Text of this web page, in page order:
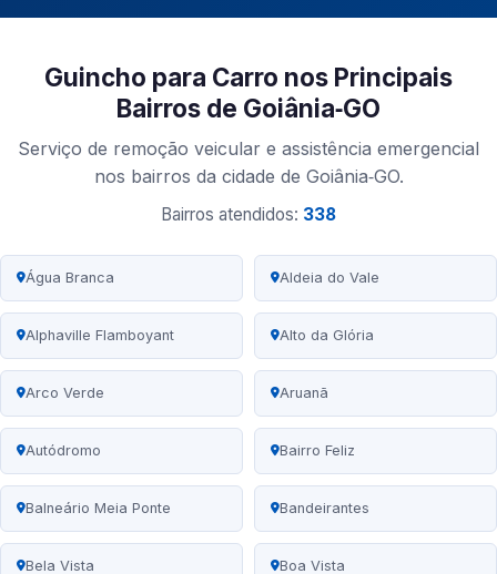
Guincho para Carro nos Principais
Bairros de Goiânia‑GO
Serviço de remoção veicular e assistência emergencial
nos bairros da cidade de Goiânia‑GO.
Bairros atendidos: 338
Água Branca Aldeia do Vale
Alphaville Flamboyant Alto da Glória
Arco Verde Aruanã
Autódromo Bairro Feliz
Balneário Meia Ponte Bandeirantes
Bela Vista Boa Vista